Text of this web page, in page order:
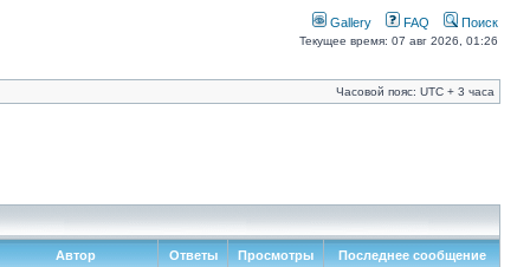
Gallery FAQ Поиск
Текущее время: 07 авг 2026, 01:26
Часовой пояс: UTC + 3 часа
Автор Ответы Просмотры Последнее сообщение